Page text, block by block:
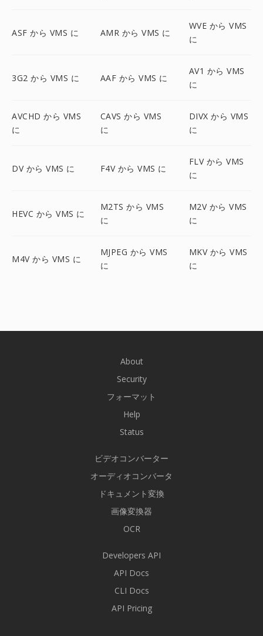
ASF から VMS に AMR から VMS に
WVE から VMS
に
3G2 から VMS に AAF から VMS に
AV1 から VMS
に
AVCHD から VMS
に
CAVS から VMS
に
DIVX から VMS
に
DV から VMS に F4V から VMS に
FLV から VMS
に
HEVC から VMS に
M2TS から VMS
に
M2V から VMS
に
M4V から VMS に
MJPEG から VMS
に
MKV から VMS
に
About
Security
フォーマット
Help
Status
ビデオコンバーター
オーディオコンバータ
ドキュメント変換
画像変換器
OCR
Developers API
API Docs
CLI Docs
API Pricing